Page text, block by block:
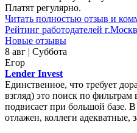
Платят регулярно.
Читать полностью отзыв и
Рейтинг работодателей
Новые отзывы
8 авг | Суббота
Егор
Lender Invest
Единственное, что требует
взгляд) это поиск по фильтрам
подвисает при большой базе.
отлажен, коллеги адекватные,